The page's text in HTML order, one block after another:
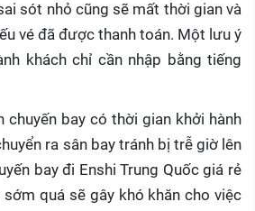
sót nhỏ cũng sẽ mất thời gian và
vé đã được thanh toán. Một lưu ý
khách chỉ cần nhập bằng tiếng
chuyến bay có thời gian khởi hành
ra sân bay tránh bị trễ giờ lên
bay đi Enshi Trung Quốc giá rẻ
quá sẽ gây khó khăn cho việc